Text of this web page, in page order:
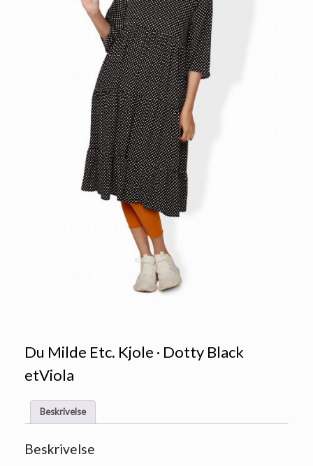
Du Milde Etc. Kjole · Dotty Black
etViola
Beskrivelse
Beskrivelse